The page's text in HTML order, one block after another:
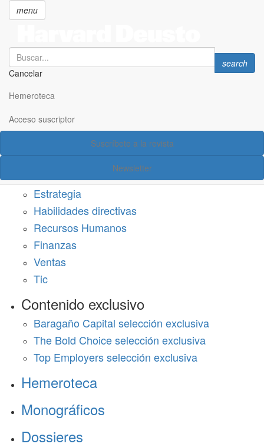
principal
menu
Search
Cancelar
Search
search
Hemeroteca
Acceso suscriptor
Suscríbete a la revista
Newsletter
Acceso suscriptor
Estrategia
Habilidades directivas
Recursos Humanos
Finanzas
Ventas
Tic
Contenido exclusivo
Baragaño Capital selección exclusiva
The Bold Choice selección exclusiva
Top Employers selección exclusiva
Hemeroteca
Monográficos
Dossieres